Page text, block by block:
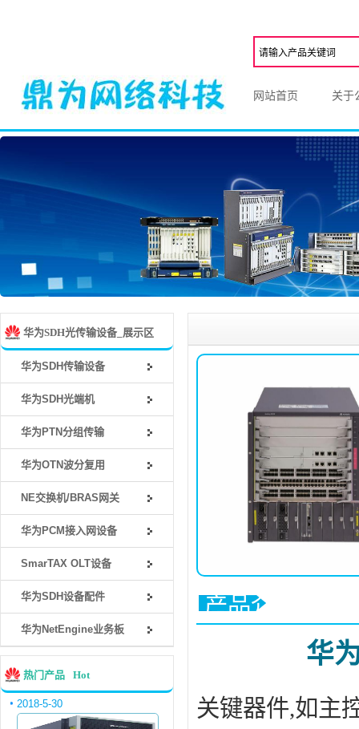
网站首页 关于
华为SDH光传输设备_展示区
华为SDH传输设备
华为SDH光端机
华为PTN分组传输
华为OTN波分复用
NE交换机/BRAS网关
华为PCM接入网设备
SmarTAX OLT设备
华为SDH设备配件
华为NetEngine业务板
热门产品 Hot
2018-5-30
产品介绍
华
关键器件,如主